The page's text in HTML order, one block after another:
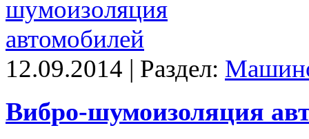
12.09.2014 | Раздел:
Вибро-шумоизоляция